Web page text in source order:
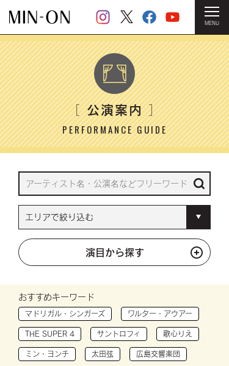
MENU
HOME ＞ 公演案内
［公演案内］
PERFORMANCE GUIDE
演目から探す
おすすめキーワード
マドリガル・シンガーズ ワルター・アウアー
THE SUPER 4 サントロフィ 歌心りえ
ミン・ヨンチ 太田弦 広島交響楽団